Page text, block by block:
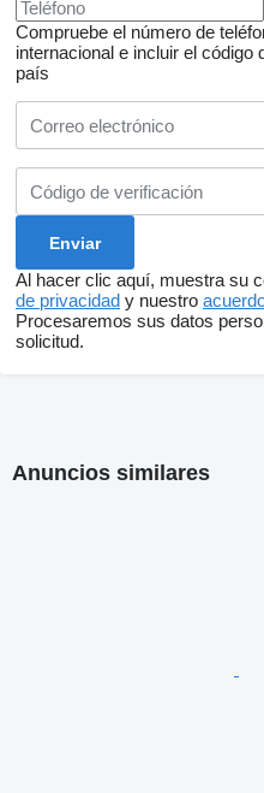
Compruebe el número de
internacional e incluir el código
país
Al hacer clic aquí, muestra su
de privacidad y nuestro
Procesaremos sus datos
solicitud.
Anuncios similares